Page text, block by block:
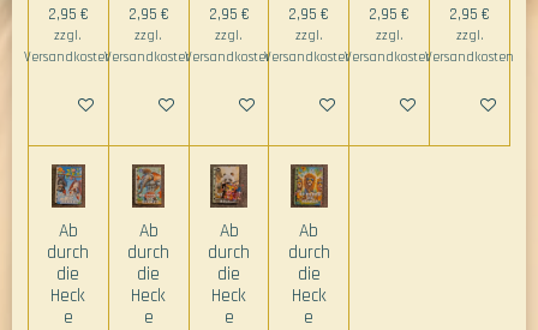
2,95 €
zzgl.
Versandkosten
In den Warenkorb
2,95 €
zzgl.
Versandkosten
In den Warenkorb
2,95 €
zzgl.
Versandkosten
In den Warenkorb
2,95 €
zzgl.
Versandkosten
In den Warenkorb
2,95 €
zzgl.
Versandkosten
In den Warenkorb
2,95 €
zzgl.
Versandkosten
In den
Ab
durch
die
Heck
e
Ab
durch
die
Heck
e
Ab
durch
die
Heck
e
Ab
durch
die
Heck
e